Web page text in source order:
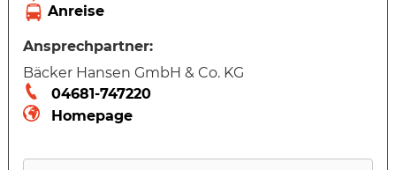
Ansprechpartner:
Bäcker Hansen GmbH & Co. KG
04681-747220
Homepage